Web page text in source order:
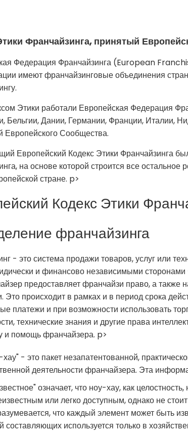
Франчайзинга, принятый
Федерация Франчайзинга (European
имеют франчайзинговые объединения
Этики работали Европейская Федерация
Бельгии, Дании, Германии, Франции, Италии,
Европейского Сообщества.
Европейский Кодекс Этики Франчайзинга
на основе которой строится все
стране. p>
Кодекс Этики
франчайзинга
- это система продажи товаров, услуг или
и финансово независимыми
предоставляет франчайзи право, а также
Это происходит в рамках и в период срока
платежи и при возможности использовать
технические знания и другие права
и помощь франчайзера. p>
- это пакет незапатентованной,
деятельности франчайзера. Эта
означает, что ноу-хау, как
или легко доступным, однако не
что каждый элемент может быть
составляющих используется только в